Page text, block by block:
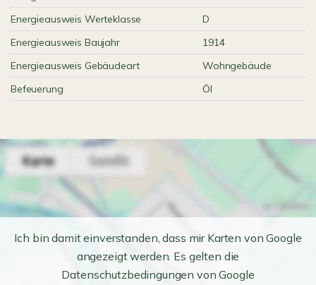
Energieausweis Werteklasse
D
Energieausweis Baujahr
1914
Energieausweis Gebäudeart
Wohngebäude
Befeuerung
Öl
Ich bin damit einverstanden, dass mir Karten von Google
angezeigt werden. Es gelten die
Datenschutzbedingungen von Google